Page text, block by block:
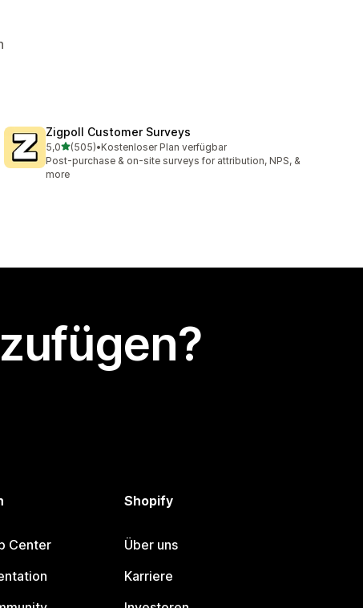
Zigpoll Customer Surveys
5,0von 5 Sternen
(505)
505 Rezensionen insgesamt
•Kostenloser Plan verfügbar
Post-purchase & on-site surveys for attribution, NPS, &
more
Center
Shopify
Über uns
Karriere